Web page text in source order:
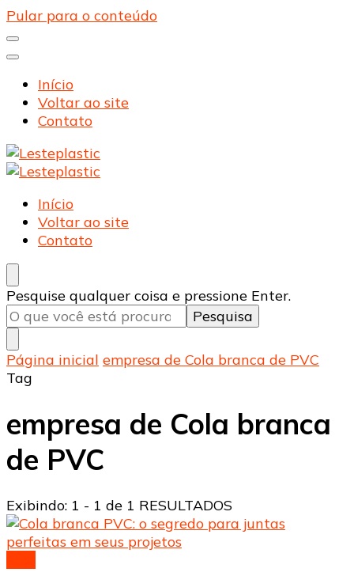
Pular para o conteúdo
Início
Voltar ao site
Contato
Lesteplastic
Blog – Lesteplastic
Lesteplastic
Blog – Lesteplastic
Início
Voltar ao site
Contato
Procurando
algo?
Pesquise qualquer coisa e pressione Enter.
Página inicial empresa de Cola branca de PVC
Tag
empresa de Cola branca
de PVC
Exibindo: 1 - 1 de 1 RESULTADOS